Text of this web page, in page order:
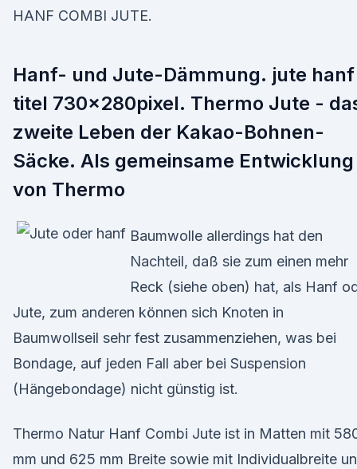
HANF COMBI JUTE.
Hanf- und Jute-Dämmung. jute hanf
titel 730x280pixel. Thermo Jute -
zweite Leben der Kakao-Bohnen-
Säcke. Als gemeinsame Entwicklung
von Thermo
Baumwolle allerdings hat den
Nachteil, daß sie zum einen mehr
Reck (siehe oben) hat, als Hanf
Jute, zum anderen können sich Knoten in
Baumwollseil sehr fest zusammenziehen, was bei
Bondage, auf jeden Fall aber bei Suspension
(Hängebondage) nicht günstig ist.
Thermo Natur Hanf Combi Jute ist in Matten mit
mm und 625 mm Breite sowie mit Individualbreite